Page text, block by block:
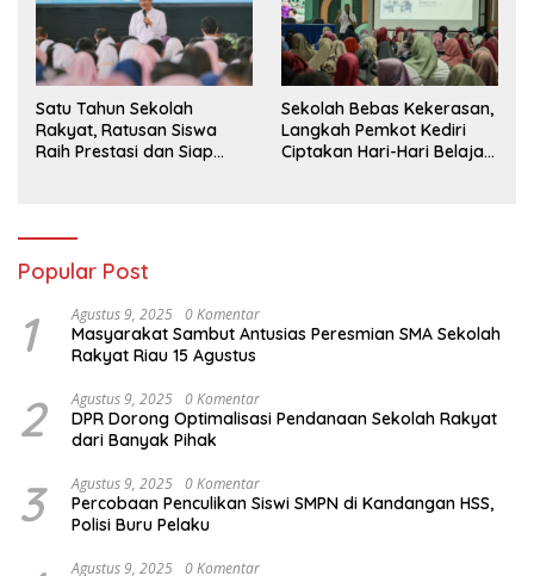
Satu Tahun Sekolah
Rakyat, Ratusan Siswa
Raih Prestasi dan Siap
Sekolah Bebas Kekerasan,
Langkah Pemkot Kediri
Ciptakan Hari-Hari Belajar
Popular Post
1 Agustus 9, 2025 0 Komentar
Masyarakat Sambut Antusias Peresmian SMA Sekolah
Rakyat Riau 15 Agustus
2 Agustus 9, 2025 0 Komentar
DPR Dorong Optimalisasi Pendanaan Sekolah Rakyat
dari Banyak Pihak
3 Agustus 9, 2025 0 Komentar
Percobaan Penculikan Siswi SMPN di Kandangan HSS,
Polisi Buru Pelaku
Agustus 9, 2025 0 Komentar